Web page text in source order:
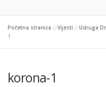
Početna stranica »Vijesti »Udruga
1
korona-1